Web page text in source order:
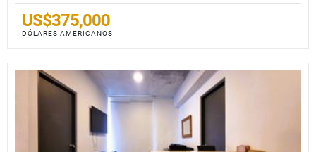
US$375,000
DÓLARES AMERICANOS